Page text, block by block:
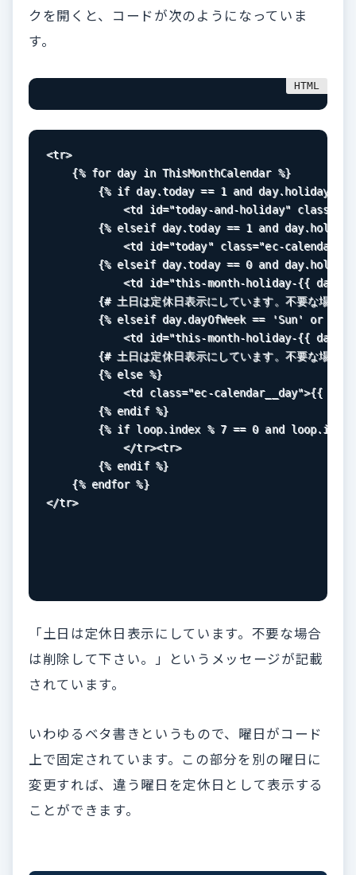
クを開くと、コードが次のようになっていま
す。
<tr>
{% for day in ThisMonthCalendar %}
{% if day.today == 1 and day. holiday
            <
td id="today-and-holiday" class
{% elseif day.today == 1 and day.
            <
td id="today" class="ec-
{% elseif day.today == 0 and day.
            <
td id="this-month-holiday-{{ day
{# 土日は定休日表示にしています。不要な場合
{% elseif day. dayOfWeek == 'Sun' or
            <
td id="this-month-holiday-{{ day
{# 土日は定休日表示にしています。不要な場合
{% else %}
            <
td class="ec-calendar__day">{{
{% endif %}
{% if loop. index % 7 == 0 and loop.
            </
tr><tr>
{% endif %}
{% endfor %}
</tr>
「土日は定休日表示にしています。不要な場合
は削除して下さい。 」というメッセージが記載
されています。
いわゆるベタ書きというもので、曜日がコード
上で固定されています。この部分を別の曜日に
変更すれば、違う曜日を定休日として表示する
ことができます。